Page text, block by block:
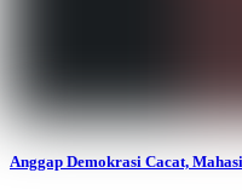
Anggap Demokrasi Cacat,